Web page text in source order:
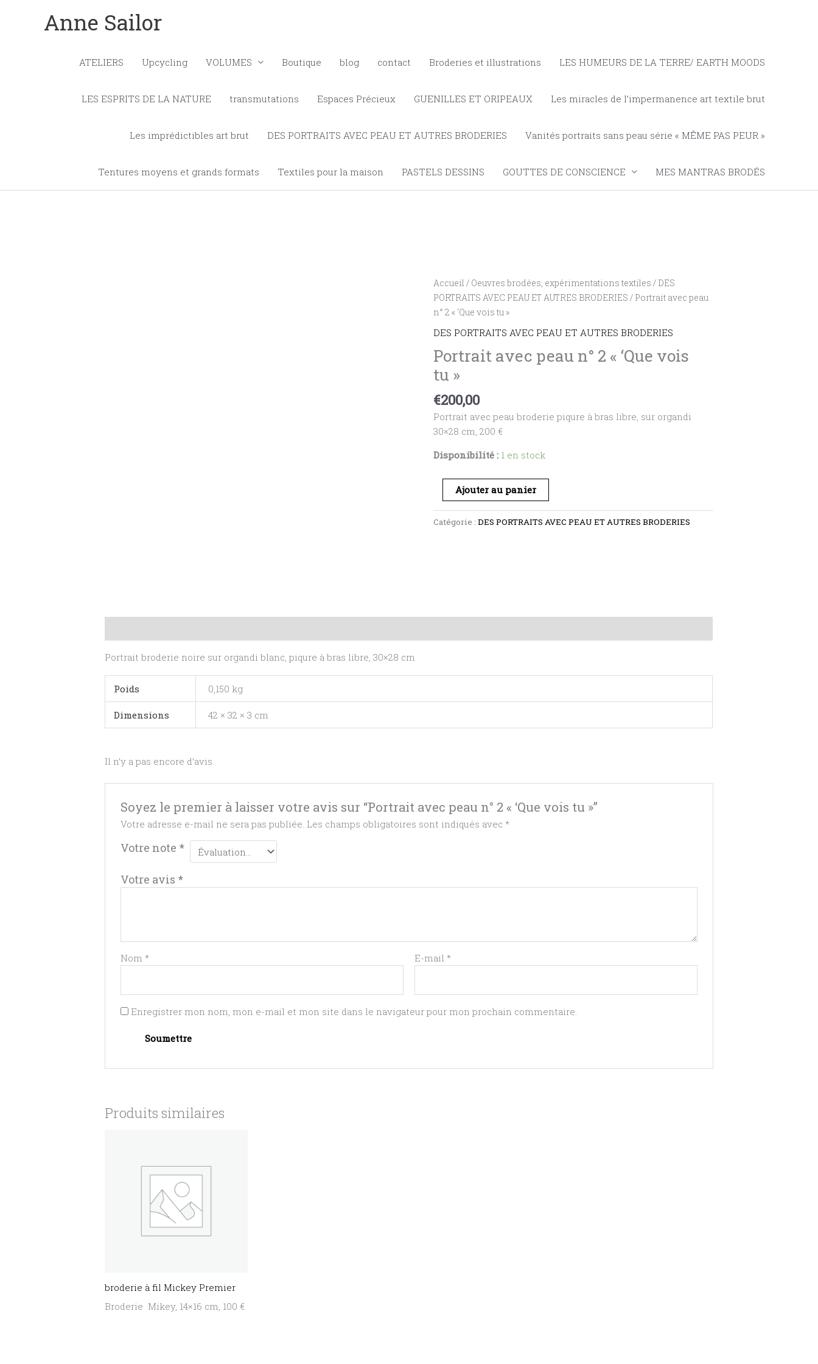
Anne Sailor
ATELIERS Upcycling VOLUMES Boutique blog contact Broderies et illustrations LES HUMEURS DE LA TERRE/ EARTH MOODS
LES ESPRITS DE LA NATURE transmutations Espaces Précieux GUENILLES ET ORIPEAUX Les miracles de l’impermanence art textile brut
Les imprédictibles art brut DES PORTRAITS AVEC PEAU ET AUTRES BRODERIES Vanités portraits sans peau série « MÊME PAS PEUR »
Tentures moyens et grands formats Textiles pour la maison PASTELS DESSINS GOUTTES DE CONSCIENCE MES MANTRAS BRODÉS
Accueil / Oeuvres brodées, expérimentations textiles / DES
PORTRAITS AVEC PEAU ET AUTRES BRODERIES / Portrait avec peau
n° 2 « ‘Que vois tu »
DES PORTRAITS AVEC PEAU ET AUTRES BRODERIES
Portrait avec peau n° 2 « ‘Que vois
tu »
€200,00
Portrait avec peau broderie piqure à bras libre, sur organdi
30×28 cm, 200 €
Disponibilité : 1 en stock
quantité
de
Portrait
avec
n°
2
vois
tu"
Ajouter au panier
Catégorie : DES PORTRAITS AVEC PEAU ET AUTRES BRODERIES
Portrait broderie noire sur organdi blanc, piqure à bras libre, 30×28 cm
Poids 0,150 kg
Dimensions 42 × 32 × 3 cm
Il n’y a pas encore d’avis.
Soyez le premier à laisser votre avis sur “Portrait avec peau n° 2 « ‘Que vois tu »”
Votre adresse e-mail ne sera pas publiée. Les champs obligatoires sont indiqués avec*
Votre note *
Votre avis *
Nom* E-mail*
Enregistrer mon nom, mon e-mail et mon site dans le navigateur pour mon prochain commentaire.
Produits similaires
broderie à fil Mickey Premier
Broderie Mikey, 14×16 cm, 100 €